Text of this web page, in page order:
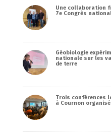
Une collaboration
7e Congrès
Géobiologie
nationale sur les
de terre
Trois conférences
à Cournon organisé